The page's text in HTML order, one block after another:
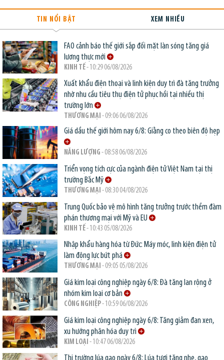
TIN NỔI BẬT XEM NHIỀU
FAO cảnh báo thế giới sắp đối mặt làn sóng tăng giá
lương thực mới
KINH TẾ- 10:29 06/08/2026
Xuất khẩu điện thoại và linh kiện duy trì đà tăng trưởng
nhờ nhu cầu tiêu thụ điện tử phục hồi tại nhiều thị
trường lớn
THƯƠNG MẠI - 09:06 06/08/2026
Giá dầu thế giới hôm nay 6/8: Giằng co theo biên độ hẹp
NĂNG LƯỢNG - 08:58 06/08/2026
Triển vọng tích cực của ngành điện tử Việt Nam tại thị
trường Bắc Mỹ
THƯƠNG MẠI - 08:30 04/08/2026
Trung Quốc bảo vệ mô hình tăng trưởng trước thềm đàm
phán thương mại với Mỹ và EU
KINH TẾ- 10:43 05/08/2026
Nhập khẩu hàng hóa từ Đức: Máy móc, linh kiện điện tử
làm động lực bứt phá
THƯƠNG MẠI - 09:05 05/08/2026
Giá kim loại công nghiệp ngày 6/8: Đà tăng lan rộng ở
nhóm kim loại cơ bản
CÔNG NGHIỆP- 10:59 06/08/2026
Giá kim loại công nghiệp ngày 6/8: Tăng giảm đan xen,
xu hướng phân hóa duy trì
KIM LOẠI - 10:47 06/08/2026